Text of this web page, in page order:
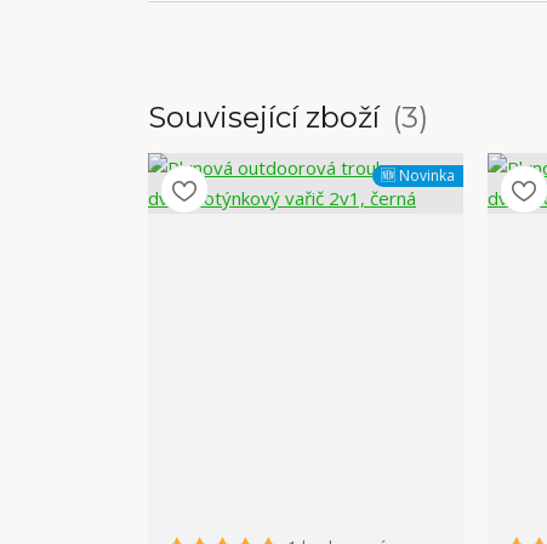
Související zboží 3
🆕 Novinka